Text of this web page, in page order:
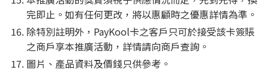
完即止。如有任何更改，將以惠顧時之優惠詳情為準。
除特別註明外，PayKool卡之客戶只可於接受該卡簽賬
之商戶享本推廣活動，詳情請向商戶查詢。
圖片、產品資料及價錢只供參考。